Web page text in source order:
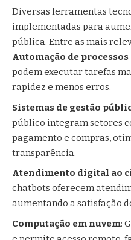
Diversas ferramentas
implementadas para
pública. Entre as mais
Automação de processos
podem executar tarefas
rapidez e menos erros.
Sistemas de gestão
público integram setores
pagamento e compras,
transparência.
Atendimento digital ao
chatbots oferecem
aumentando a satisfação
Computação em nuvem: